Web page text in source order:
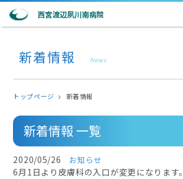
新着情報 News
トップページ 新着情報
新着情報 一覧
2020/05/26 お知らせ
6月1日より皮膚科の入口が変更になります。